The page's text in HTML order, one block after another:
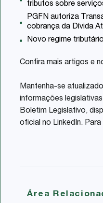
tributos sobre
PGFN autoriza
cobrança da Dívida
Novo regime
Confira mais artigos e
Mantenha-se
informações
Boletim Legislativo,
oficial no LinkedIn.
Área